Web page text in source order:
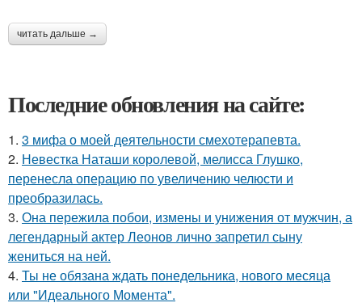
читать дальше →
Последние обновления на сайте:
1. 3 мифа о моей деятельности смехотерапевта.
2. Невестка Наташи королевой, мелисса Глушко,
перенесла операцию по увеличению челюсти и
преобразилась.
3. Она пережила побои, измены и унижения от мужчин, а
легендарный актер Леонов лично запретил сыну
жениться на ней.
4. Ты не обязана ждать понедельника, нового месяца
или "Идеального Момента".